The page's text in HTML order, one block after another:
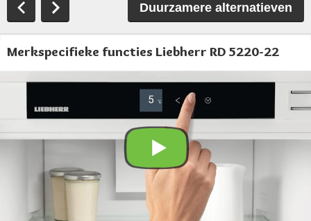
Duurzamere alternatieven
Merkspecifieke functies Liebherr RD 5220-22